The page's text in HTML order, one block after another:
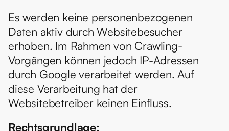
Es werden keine personenbezogenen
Daten aktiv durch Websitebesucher
erhoben. Im Rahmen von Crawling-
Vorgängen können jedoch IP-Adressen
durch Google verarbeitet werden. Auf
diese Verarbeitung hat der
Websitebetreiber keinen Einfluss.
Rechtsgrundlage: